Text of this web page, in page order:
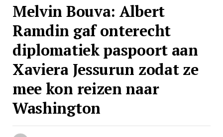
Melvin Bouva: Albert
Ramdin gaf onterecht
diplomatiek paspoort aan
Xaviera Jessurun zodat ze
mee kon reizen naar
Washington